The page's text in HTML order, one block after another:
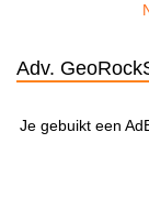
Adv.
Je gebuikt een